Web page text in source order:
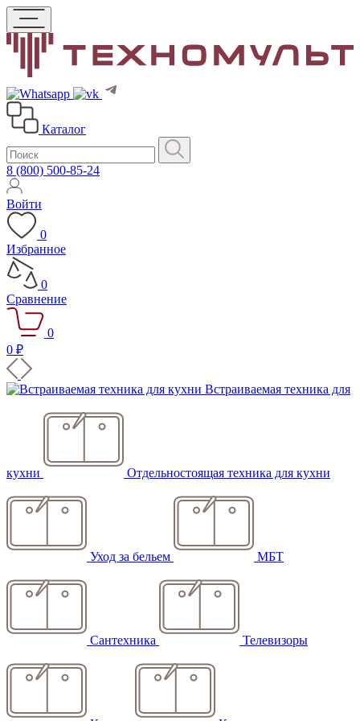
Каталог
8 (800) 500-85-24
Войти
0
Избранное
0
Сравнение
0
0 ₽
Встраиваемая техника для
кухни Отдельностоящая техника для кухни
Уход за бельем МБТ
Сантехника Телевизоры